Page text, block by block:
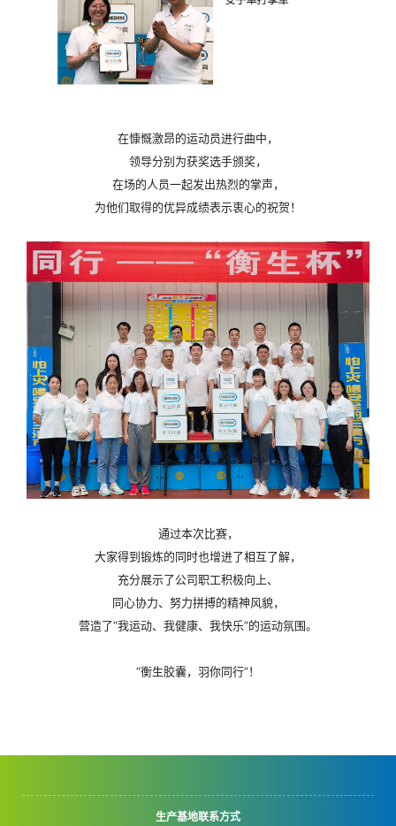
在慷慨激昂的运动员进行曲中，
领导分别为获奖选手颁奖，
在场的人员一起发出热烈的掌声，
为他们取得的优异成绩表示衷心的祝贺！
通过本次比赛，
大家得到锻炼的同时也增进了相互了解，
充分展示了公司职工积极向上、
同心协力、努力拼搏的精神风貌，
营造了“我运动、我健康、我快乐”的运动氛围。
“衡生胶囊，羽你同行”！
生产基地联系方式